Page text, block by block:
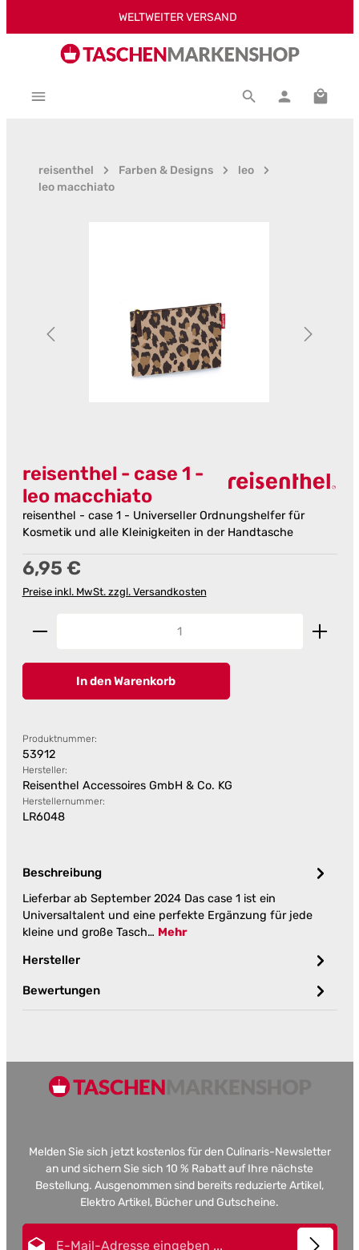
Zum Hauptinhalt springenWELTWEITER VERSAND
reisenthel Farben & Designs
leo
leo macchiato
reisenthel - case 1 -
leo macchiato
reisenthel - case 1 - Universeller Ordnungshelfer für
Kosmetik und alle Kleinigkeiten in der Handtasche
Regulärer Preis:
6,95 €
Preise inkl. MwSt. zzgl. Versandkosten
Produkt Anzahl: Gib den gewünschten Wert ein
In den Warenkorb
Produktnummer:
53912
Hersteller:
Reisenthel Accessoires GmbH & Co. KG
Herstellernummer:
LR6048
Beschreibung
Lieferbar ab September 2024 Das case 1 ist ein
Universaltalent und eine perfekte Ergänzung für jede
kleine und große Tasch… Mehr
Hersteller
Bewertungen
Melden Sie sich jetzt kostenlos für den Culinaris-Newsletter
an und sichern Sie sich 10 % Rabatt auf Ihre nächste
Bestellung. Ausgenommen sind bereits reduzierte Artikel,
Elektro Artikel, Bücher und Gutscheine.